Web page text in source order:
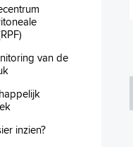
van de
inzien?